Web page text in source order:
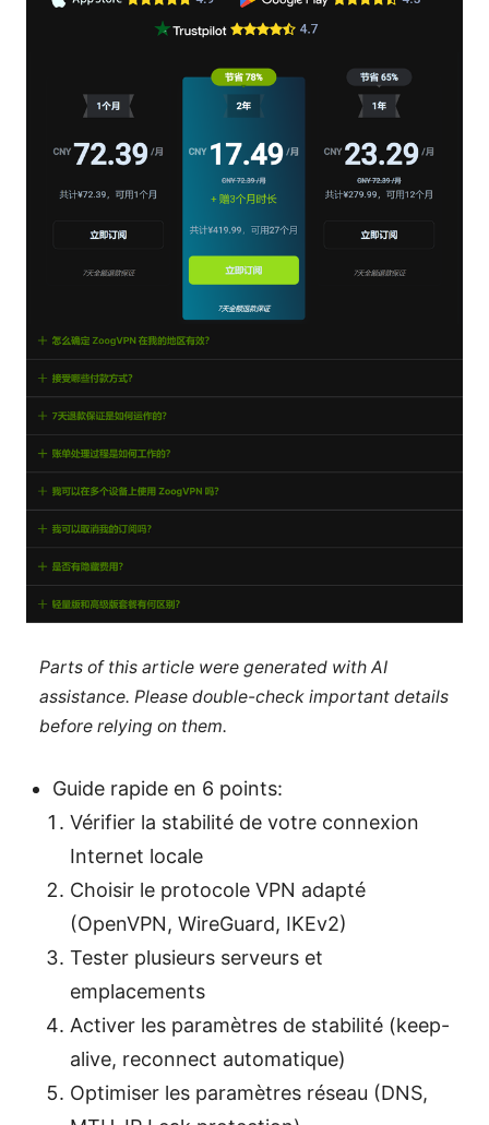
Parts of this article were generated with AI
assistance. Please double-check important details
before relying on them.
Guide rapide en 6 points:
Vérifier la stabilité de votre connexion
Internet locale
Choisir le protocole VPN adapté
(OpenVPN, WireGuard, IKEv2)
Tester plusieurs serveurs et
emplacements
Activer les paramètres de stabilité (keep-
alive, reconnect automatique)
Optimiser les paramètres réseau (DNS,